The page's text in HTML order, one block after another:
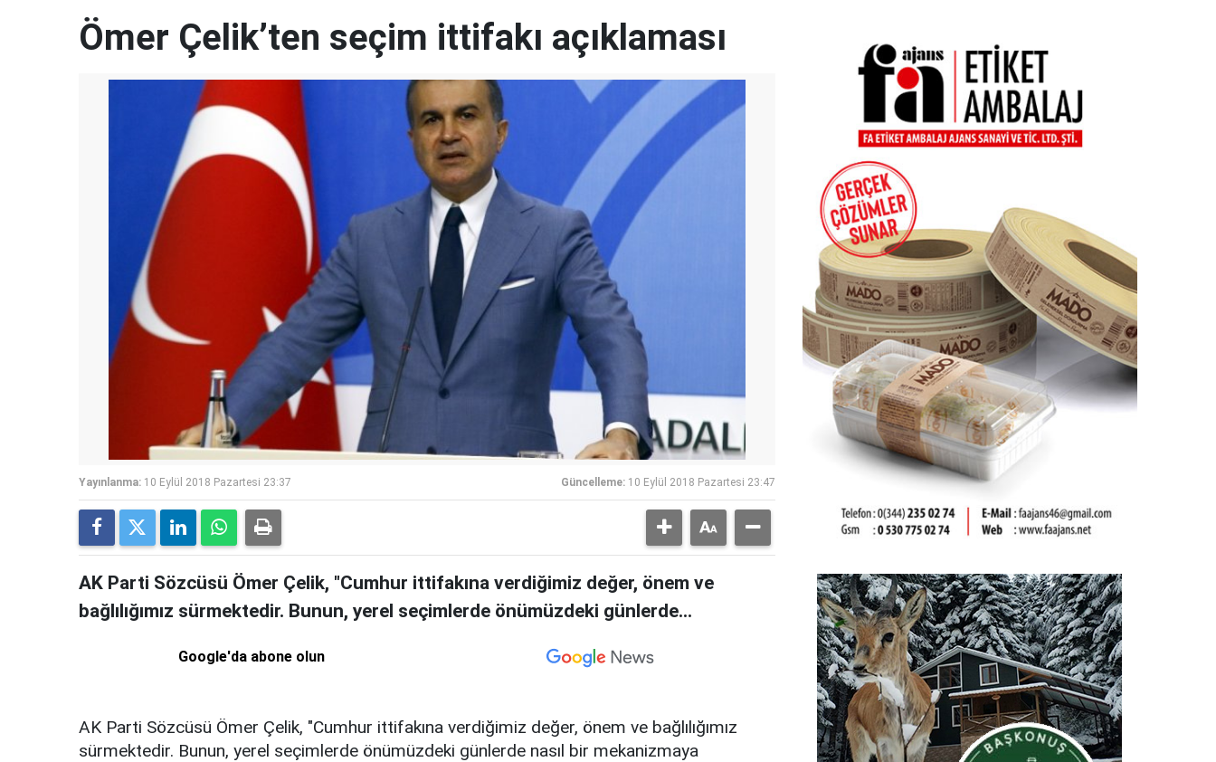
Ömer Çelik’ten seçim ittifakı açıklaması
Yayınlanma: 10 Eylül 2018 Pazartesi 23:37 Güncelleme: 10 Eylül 2018 Pazartesi 23:47
AK Parti Sözcüsü Ömer Çelik, "Cumhur ittifakına verdiğimiz değer, önem ve
bağlılığımız sürmektedir. Bunun, yerel seçimlerde önümüzdeki günlerde...
Google'da abone olun
AK Parti Sözcüsü Ömer Çelik, "Cumhur ittifakına verdiğimiz değer, önem ve bağlılığımız
sürmektedir. Bunun, yerel seçimlerde önümüzdeki günlerde nasıl bir mekanizmaya